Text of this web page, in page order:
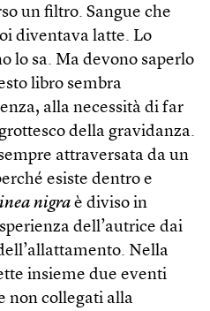
un filtro. Sangue che
diventava latte. Lo
lo sa. Ma devono saperlo
libro sembra
alla necessità di far
della gravidanza.
attraversata da un
esiste dentro e
nigra è diviso in
dell’autrice dai
Nella
insieme due eventi
non collegati alla